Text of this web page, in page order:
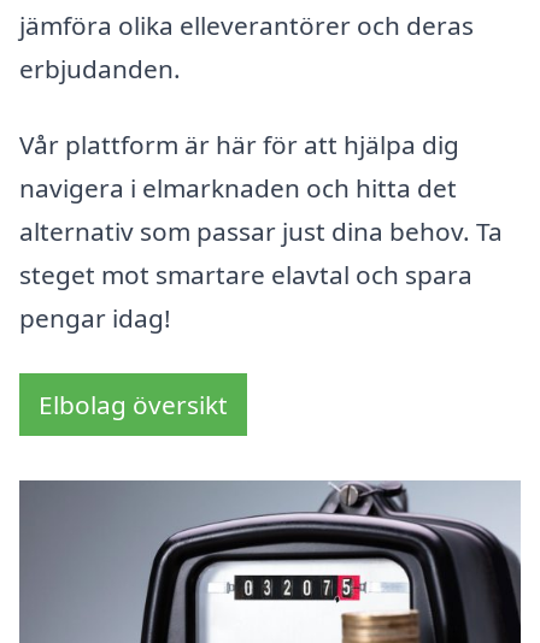
jämföra olika elleverantörer och deras
erbjudanden.
Vår plattform är här för att hjälpa dig
navigera i elmarknaden och hitta det
alternativ som passar just dina behov. Ta
steget mot smartare elavtal och spara
pengar idag!
Elbolag översikt